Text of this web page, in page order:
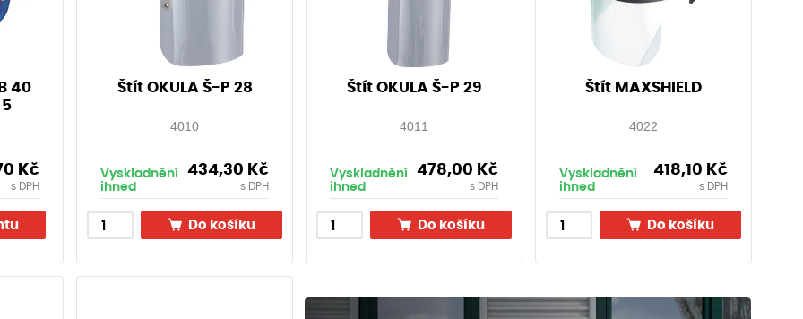
40
Kč
s DPH
Štít OKULA Š-P 28
4010
Vyskladnění
ihned
434,30 Kč
s DPH
Do košíku
Štít OKULA Š-P 29
4011
Vyskladnění
ihned
478,00 Kč
s DPH
Do košíku
Štít MAXSHIELD
4022
Vyskladnění
ihned
418,10 Kč
s DPH
Do košíku